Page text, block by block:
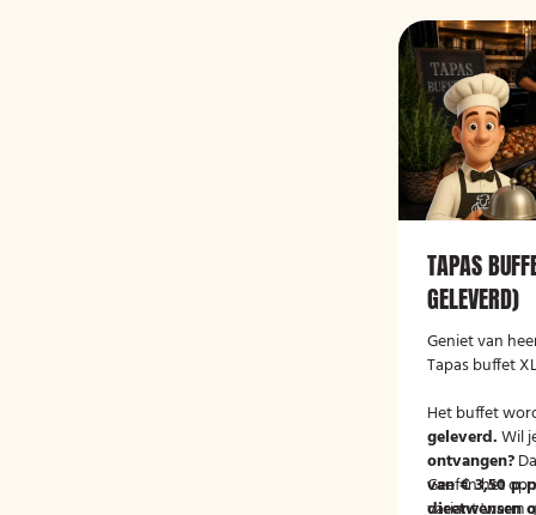
TAPAS
GELEVERD)
Geniet van
Tapas buffet
Het buffet
geleverd.Wil
ontvangen?
van € 3,50
Geef in het